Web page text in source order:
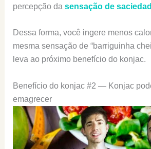
percepção da sensação de
Dessa forma, você ingere menos
mesma sensação de “barriguinha
leva ao próximo benefício do konjac.
Benefício do konjac #2 — Konjac
emagrecer